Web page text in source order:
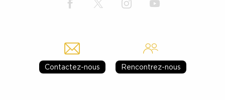
Contactez-nous Rencontrez-nous